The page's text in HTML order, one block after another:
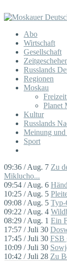
Abo
Wirtschaft
Gesellschaft
Russlands
Regionen
Moskau
Planet
Kultur
Russlands
Meinung und
Sport
09:36 / Aug. 7 Zu
Miklucho...
09:54 / Aug. 6
10:25 / Aug. 5
09:08 / Aug. 5 Typ-
09:22 / Aug. 4
08:29 / Aug. 1 Ein
17:57 / Juli 30
17:45 / Juli 30 FSB
10:09 / Juli 30
10:42 / Juli 28 Zu